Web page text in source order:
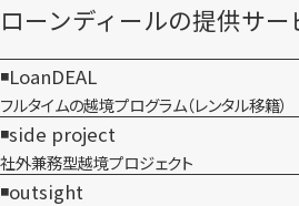
ローンディールの​提供サ
LoanDEAL
フルタイムの越境プログラム​（レンタル移籍）
side project
社外兼務型​越境プロジェクト
outsight